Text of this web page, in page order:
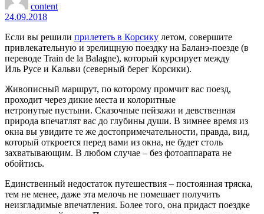
content
24.09.2018
Если вы решили прилететь в Корсику летом, совершите
привлекательную и зрелищную поездку на Баланэ-поезде (в
переводе Train de la Balagne), который курсирует между
Иль Русе и Кальви (северный берег Корсики).
Живописный маршрут, по которому промчит вас поезд,
проходит через дикие места и колоритные
нетронутые пустыни. Сказочные пейзажи и девственная
природа впечатлят вас до глубины души. В зимнее время из
окна вы увидите те же достопримечательности, правда, вид,
который откроется перед вами из окна, не будет столь
захватывающим. В любом случае – без фотоаппарата не
обойтись.
Единственный недостаток путешествия – постоянная тряска,
тем не менее, даже эта мелочь не помешает получить
неизгладимые впечатления. Более того, она придаст поездке